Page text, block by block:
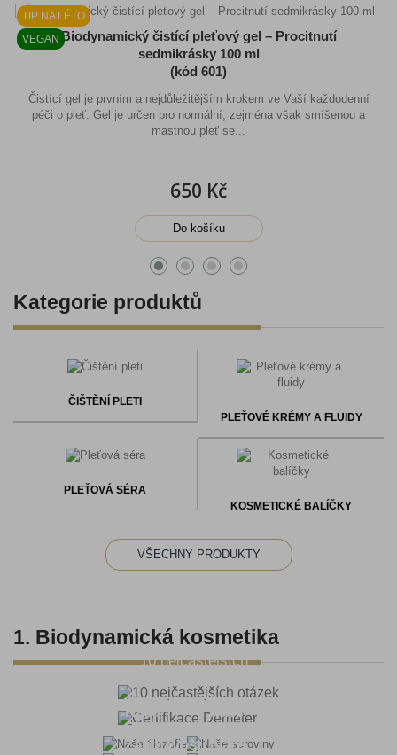
TIP NA LÉTO
VEGAN Biodynamický čistící pleťový gel – Procitnutí
sedmikrásky 100 ml
(kód 601)
Čistící gel je prvním a nejdůležitějším krokem ve Vaší každodenní
péči o pleť. Gel je určen pro normální, zejména však smíšenou a
mastnou pleť se...
650 Kč
Do košíku
Kategorie produktů
ČIŠTĚNÍ PLETI
PLEŤOVÉ KRÉMY A FLUIDY
PLEŤOVÁ SÉRA
KOSMETICKÉ BALÍČKY
VŠECHNY PRODUKTY
1. Biodynamická kosmetika
10 nejčastějších
Certifikace Demeter
Naše
filozofie
Naše
Zajímavostitváře